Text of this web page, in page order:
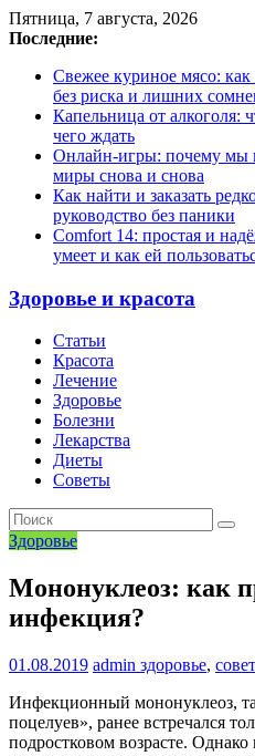
Пятница, 7 августа, 2026
Последние:
Свежее куриное мясо: как
без риска и лишних
Капельница от алкоголя:
чего ждать
Онлайн-игры: почему мы
миры снова и снова
Как найти и заказать
руководство без паники
Comfort 14: простая и
умеет и как ей
Здоровье и красота
Статьи
Красота
Лечение
Здоровье
Болезни
Лекарства
Диеты
Советы
Здоровье
Мононуклеоз: как
инфекция?
01.08.2019 admin здоровье,
Инфекционный мононуклеоз,
поцелуев», ранее встречался
подростковом возрасте.